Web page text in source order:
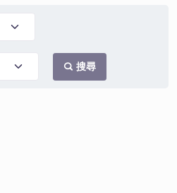
搜尋